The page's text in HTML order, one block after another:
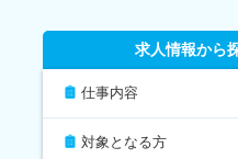
求人情報から
仕事内容
対象となる方